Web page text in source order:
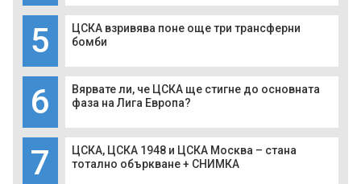
5
ЦСКА взривява поне още три трансферни
бомби
6
Вярвате ли, че ЦСКА ще стигне до основната
фаза на Лига Европа?
7
ЦСКА, ЦСКА 1948 и ЦСКА Москва – стана
тотално объркване + СНИМКА